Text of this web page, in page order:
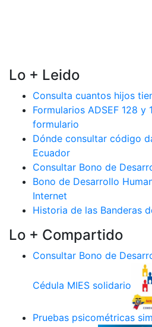
Lo + Leido
Consulta cuantos hijos
Formularios ADSEF 128 y
formulario
Dónde consultar código
Ecuador
Consultar Bono de
Bono de Desarrollo
Internet
Historia de las Banderas
Lo + Compartido
Consultar Bono de
Cédula MIES solidario
Pruebas psicométricas